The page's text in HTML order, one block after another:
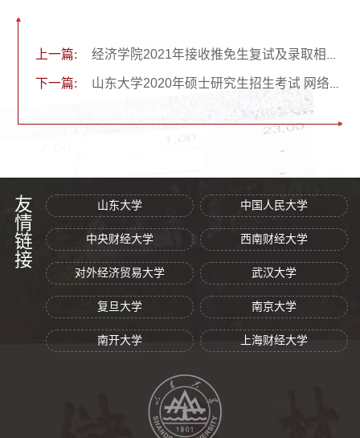
上一篇: 经济学院2021年接收推免生复试及录取相关通知
下一篇: 山东大学2020年硕士研究生招生考试 网络复试考场规则
友情链接 山东大学 中国人民大学
中央财经大学 西南财经大学
对外经济贸易大学 武汉大学
复旦大学 南京大学
南开大学 上海财经大学